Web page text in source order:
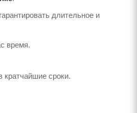
длительное и
время.
кратчайшие сроки.